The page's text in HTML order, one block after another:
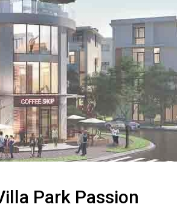
Park Passion